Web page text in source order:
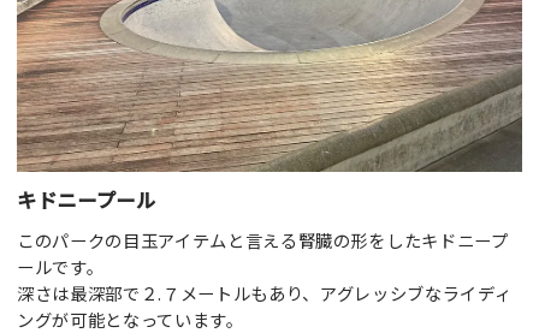
キドニープール
このパークの目玉アイテムと言える腎臓の形をしたキドニープ
ールです。
深さは最深部で２.７メートルもあり、アグレッシブなライディ
ングが可能となっています。